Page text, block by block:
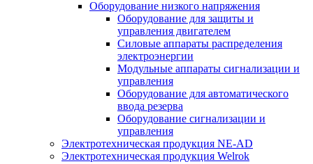
Оборудование низкого напряжения
Оборудование для защиты и
управления двигателем
Силовые аппараты распределения
электроэнергии
Модульные аппараты сигнализации и
управления
Оборудование для автоматического
ввода резерва
Оборудование сигнализации и
управления
Электротехническая продукция NE-AD
Электротехническая продукция Welrok